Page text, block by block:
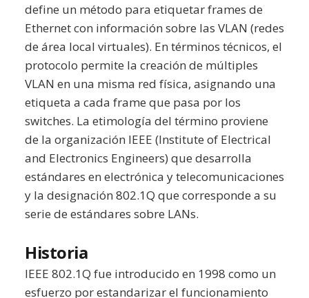
define un método para etiquetar frames de
Ethernet con información sobre las VLAN (redes
de área local virtuales). En términos técnicos, el
protocolo permite la creación de múltiples
VLAN en una misma red física, asignando una
etiqueta a cada frame que pasa por los
switches. La etimología del término proviene
de la organización IEEE (Institute of Electrical
and Electronics Engineers) que desarrolla
estándares en electrónica y telecomunicaciones
y la designación 802.1Q que corresponde a su
serie de estándares sobre LANs.
Historia
IEEE 802.1Q fue introducido en 1998 como un
esfuerzo por estandarizar el funcionamiento